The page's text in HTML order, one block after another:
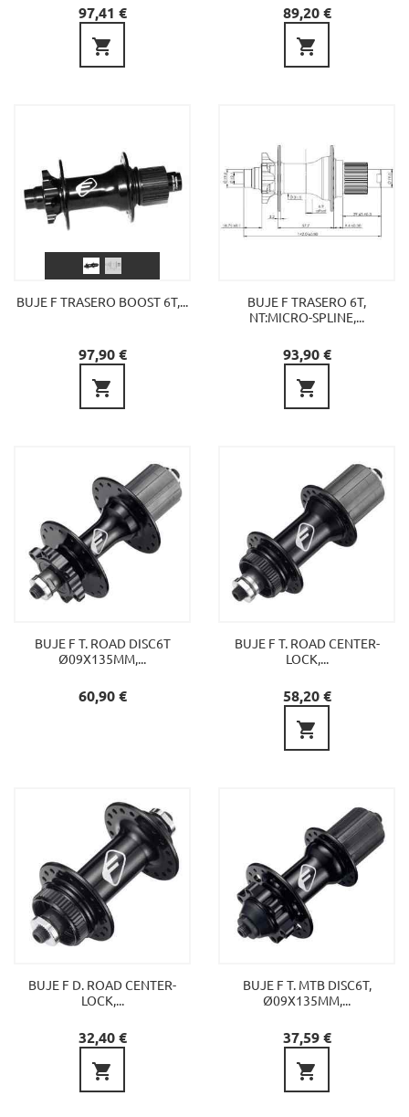
Precio
97,41 €

Precio
89,20 €

BUJE F TRASERO BOOST 6T,...
Precio
97,90 €

BUJE F TRASERO 6T,
NT:MICRO-SPLINE,...
Precio
93,90 €

BUJE F T. ROAD DISC6T
Ø09X135MM,...
Precio
60,90 €
BUJE F T. ROAD CENTER-
LOCK,...
Precio
58,20 €

BUJE F D. ROAD CENTER-
LOCK,...
Precio
32,40 €

BUJE F T. MTB DISC6T,
Ø09X135MM,...
Precio
37,59 €
